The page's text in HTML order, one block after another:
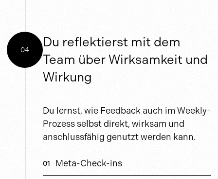
04
Du reflektierst mit dem
Team über Wirksamkeit und
Wirkung
Du lernst, wie Feedback auch im Weekly-
Prozess selbst direkt, wirksam und
anschlussfähig genutzt werden kann.
Meta-Check-ins